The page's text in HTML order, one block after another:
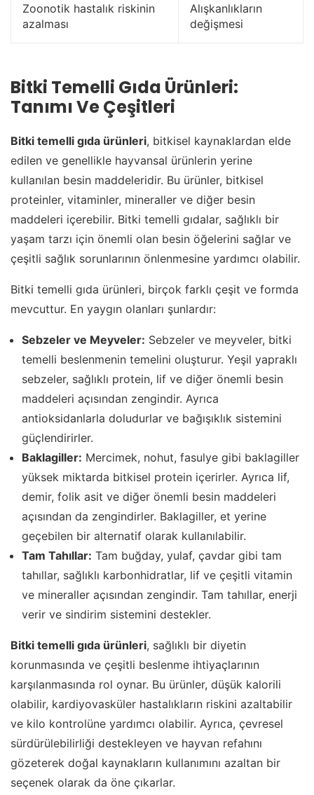
Zoonotik hastalık riskinin
azalması
Alışkanlıkların
değişmesi
Bitki Temelli Gıda Ürünleri:
Tanımı Ve Çeşitleri
Bitki temelli gıda ürünleri, bitkisel kaynaklardan elde
edilen ve genellikle hayvansal ürünlerin yerine
kullanılan besin maddeleridir. Bu ürünler, bitkisel
proteinler, vitaminler, mineraller ve diğer besin
maddeleri içerebilir. Bitki temelli gıdalar, sağlıklı bir
yaşam tarzı için önemli olan besin öğelerini sağlar ve
çeşitli sağlık sorunlarının önlenmesine yardımcı olabilir.
Bitki temelli gıda ürünleri, birçok farklı çeşit ve formda
mevcuttur. En yaygın olanları şunlardır:
Sebzeler ve Meyveler: Sebzeler ve meyveler, bitki
temelli beslenmenin temelini oluşturur. Yeşil yapraklı
sebzeler, sağlıklı protein, lif ve diğer önemli besin
maddeleri açısından zengindir. Ayrıca
antioksidanlarla doludurlar ve bağışıklık sistemini
güçlendirirler.
Baklagiller: Mercimek, nohut, fasulye gibi baklagiller
yüksek miktarda bitkisel protein içerirler. Ayrıca lif,
demir, folik asit ve diğer önemli besin maddeleri
açısından da zengindirler. Baklagiller, et yerine
geçebilen bir alternatif olarak kullanılabilir.
Tam Tahıllar: Tam buğday, yulaf, çavdar gibi tam
tahıllar, sağlıklı karbonhidratlar, lif ve çeşitli vitamin
ve mineraller açısından zengindir. Tam tahıllar, enerji
verir ve sindirim sistemini destekler.
Bitki temelli gıda ürünleri, sağlıklı bir diyetin
korunmasında ve çeşitli beslenme ihtiyaçlarının
karşılanmasında rol oynar. Bu ürünler, düşük kalorili
olabilir, kardiyovasküler hastalıkların riskini azaltabilir
ve kilo kontrolüne yardımcı olabilir. Ayrıca, çevresel
sürdürülebilirliği destekleyen ve hayvan refahını
gözeterek doğal kaynakların kullanımını azaltan bir
seçenek olarak da öne çıkarlar.